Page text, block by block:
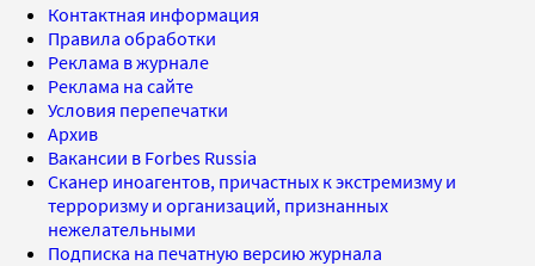
Контактная информация
Правила обработки
Реклама в журнале
Реклама на сайте
Условия перепечатки
Архив
Вакансии в Forbes Russia
Сканер иноагентов, причастных к экстремизму и
терроризму и организаций, признанных
нежелательными
Подписка на печатную версию журнала